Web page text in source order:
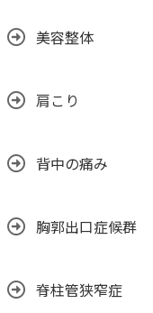
美容整体
肩こり
背中の痛み
胸郭出口症候群
脊柱管狭窄症